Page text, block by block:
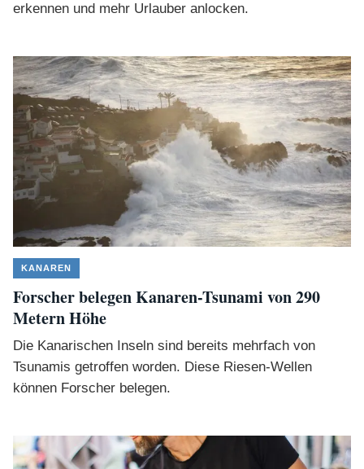
erkennen und mehr Urlauber anlocken.
KANAREN
Forscher belegen Kanaren-Tsunami von 290
Metern Höhe
Die Kanarischen Inseln sind bereits mehrfach von
Tsunamis getroffen worden. Diese Riesen-Wellen
können Forscher belegen.